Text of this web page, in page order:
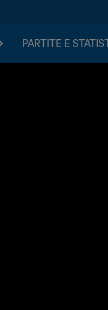
PARTITE E